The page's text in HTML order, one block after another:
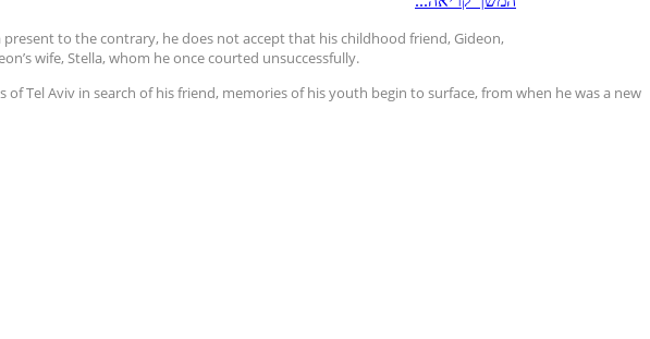
to the contrary, he does not accept that his childhood friend, Gideon,
wife, Stella, whom he once courted unsuccessfully.
Tel Aviv in search of his friend, memories of his youth begin to surface, from when he was a new